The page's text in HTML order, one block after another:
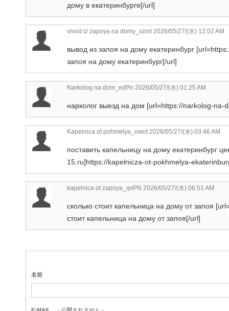
дому в екатеринбурге[/url]
vivod iz zapoya na domy_vzml 2026/05/27/(水) 12:02 AM
вывод из запоя на дому екатеринбург
запоя на дому екатеринбург[/url]
Narkolog na dom_edPn 2026/05/27/(水) 01:25 AM
нарколог выезд на дом [url=https://narkolog-
Kapelnica ot pohmelya_owot2026/05/27/(水) 03:46 AM
поставить капельницу на дому екатеринбург
15.ru]https://kapelnicza-ot-pokhmelya-
kapelnica ot zapoya_qxPN 2026/05/27/(水) 06:51 AM
сколько стоит капельница на дому от запоя
стоит капельница на дому от запоя[/url]
名前